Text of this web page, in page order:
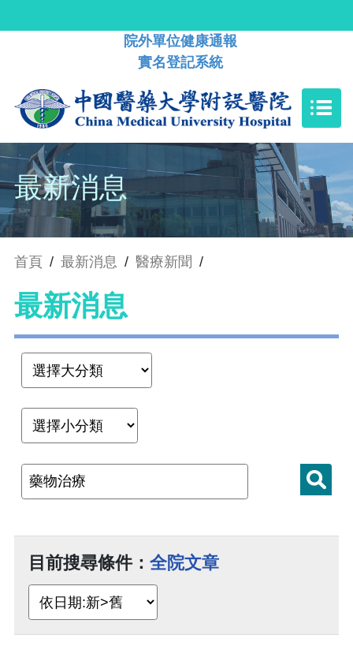
院外單位健康通報
實名登記系統
最新消息
首頁 / 最新消息 / 醫療新聞 /
最新消息
目前搜尋條件： 全院文章